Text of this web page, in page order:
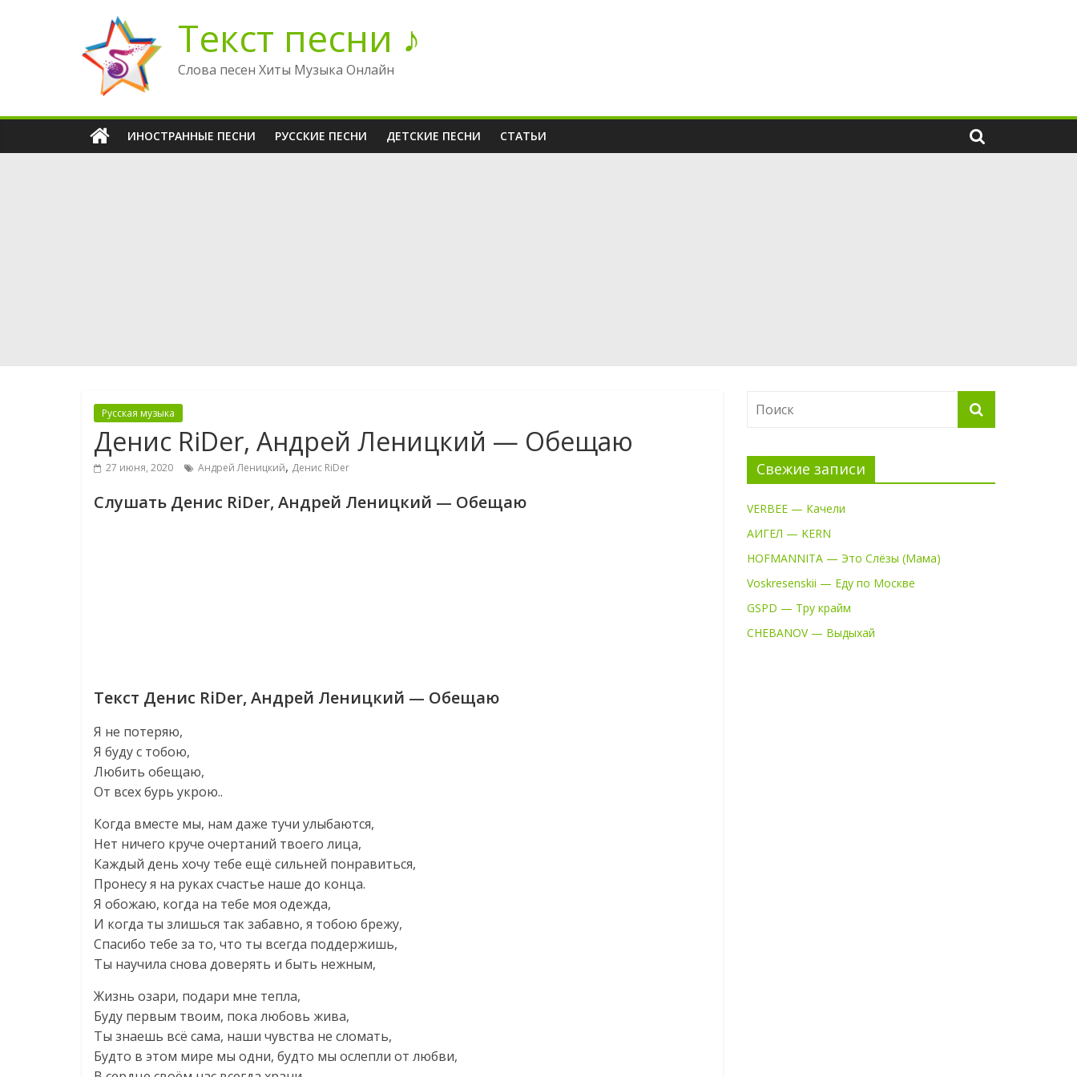
содержимому
Текст песни ♪
Слова песен Хиты Музыка Онлайн
ИНОСТРАННЫЕ ПЕСНИ РУССКИЕ ПЕСНИ ДЕТСКИЕ ПЕСНИ СТАТЬИ
Русская музыка
Денис RiDer, Андрей Леницкий — Обещаю
27 июня, 2020 Андрей Леницкий, Денис RiDer
Слушать Денис RiDer, Андрей Леницкий — Обещаю
Текст Денис RiDer, Андрей Леницкий — Обещаю
Я не потеряю,
Я буду с тобою,
Любить обещаю,
От всех бурь укрою..
Когда вместе мы, нам даже тучи улыбаются,
Нет ничего круче очертаний твоего лица,
Каждый день хочу тебе ещё сильней понравиться,
Пронесу я на руках счастье наше до конца.
Я обожаю, когда на тебе моя одежда,
И когда ты злишься так забавно, я тобою брежу,
Спасибо тебе за то, что ты всегда поддержишь,
Ты научила снова доверять и быть нежным,
Жизнь озари, подари мне тепла,
Буду первым твоим, пока любовь жива,
Ты знаешь всё сама, наши чувства не сломать,
Будто в этом мире мы одни, будто мы ослепли от любви,
Свежие записи
VERBEE — Качели
АИГЕЛ — KERN
HOFMANNITA — Это Слёзы (Мама)
Voskresenskii — Еду по Москве
GSPD — Тру крайм
CHEBANOV — Выдыхай